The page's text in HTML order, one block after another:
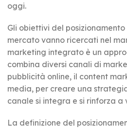
oggi.
Gli obiettivi del
mercato vanno ricercati nel
marketing integrato è un
combina diversi canali di
pubblicità online, il content
media, per creare una
canale si integra e si rinforza a
La definizione del